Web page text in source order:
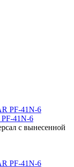
41N-6
с вынесенной